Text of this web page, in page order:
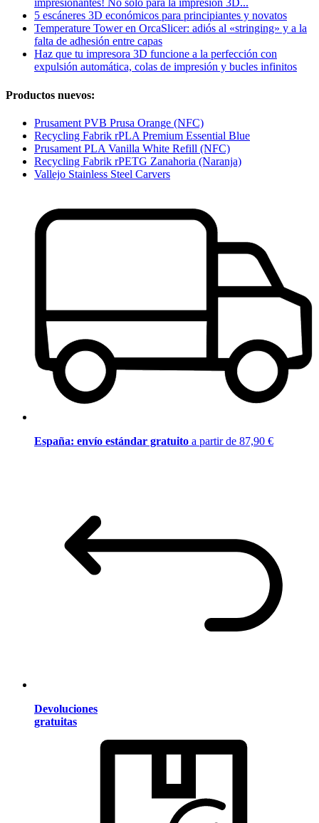
impresionantes! No solo para la impresión 3D...
5 escáneres 3D económicos para principiantes y novatos
Temperature Tower en OrcaSlicer: adiós al «stringing» y a la
falta de adhesión entre capas
Haz que tu impresora 3D funcione a la perfección con
expulsión automática, colas de impresión y bucles infinitos
Productos nuevos:
Prusament PVB Prusa Orange (NFC)
Recycling Fabrik rPLA Premium Essential Blue
Prusament PLA Vanilla White Refill (NFC)
Recycling Fabrik rPETG Zanahoria (Naranja)
Vallejo Stainless Steel Carvers
España: envío estándar gratuito a partir de 87,90 €
Devoluciones
gratuitas